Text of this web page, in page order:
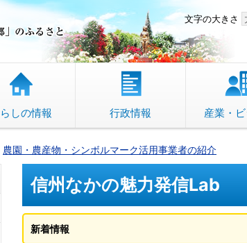
中野市 「故郷」のふるさと文字の大きさ
しの情報 行政情報 産業・
農園・農産物・シンボルマーク活用事業者の紹介
信州なかの魅力発信Lab
新着情報